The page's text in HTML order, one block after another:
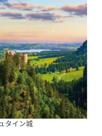
タイン城